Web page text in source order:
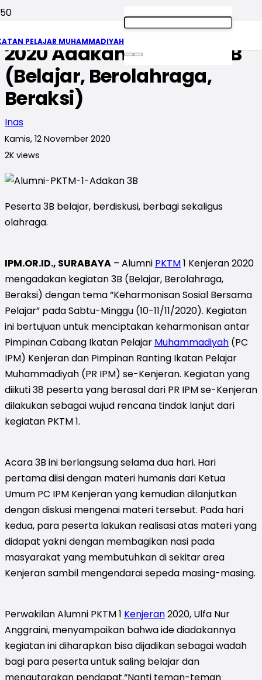
PELAJAR MUHAMMADIYAH
Alumni PKTM 1 Kenjeran
2020 Adakan Kegiatan 3B
(Belajar, Berolahraga,
Beraksi)
Inas
Kamis, 12 November 2020
2K views
Peserta 3B belajar, berdiskusi, berbagi sekaligus
olahraga.
IPM.OR.ID., SURABAYA – Alumni PKTM1 Kenjeran 2020
mengadakan kegiatan 3B (Belajar, Berolahraga,
Beraksi) dengan tema “Keharmonisan Sosial Bersama
Pelajar” pada Sabtu-Minggu (10-11/11/2020). Kegiatan
ini bertujuan untuk menciptakan keharmonisan antar
Pimpinan Cabang Ikatan Pelajar Muhammadiyah (PC
IPM) Kenjeran dan Pimpinan Ranting Ikatan Pelajar
Muhammadiyah (PR IPM) se-Kenjeran. Kegiatan yang
diikuti 38 peserta yang berasal dari PR IPM se-Kenjeran
dilakukan sebagai wujud rencana tindak lanjut dari
kegiatan PKTM 1.
Acara 3B ini berlangsung selama dua hari. Hari
pertama diisi dengan materi humanis dari Ketua
Umum PC IPM Kenjeran yang kemudian dilanjutkan
dengan diskusi mengenai materi tersebut. Pada hari
kedua, para peserta lakukan realisasi atas materi yang
didapat yakni dengan membagikan nasi pada
masyarakat yang membutuhkan di sekitar area
Kenjeran sambil mengendarai sepeda masing-masing.
Perwakilan Alumni PKTM 1 Kenjeran2020, Ulfa Nur
Anggraini, menyampaikan bahwa ide diadakannya
kegiatan ini diharapkan bisa dijadikan sebagai wadah
bagi para peserta untuk saling belajar dan
mengutarakan pendapat.“Nanti teman-teman